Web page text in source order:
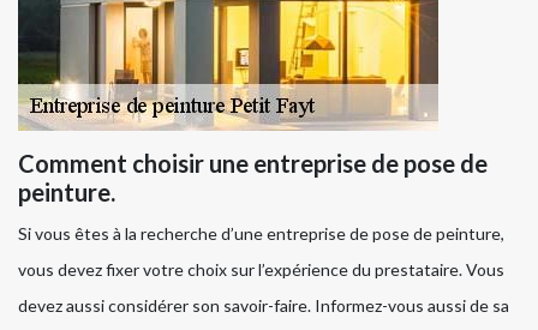
Comment choisir une entreprise de pose de
peinture.
Si vous êtes à la recherche d’une entreprise de pose de peinture,
vous devez fixer votre choix sur l’expérience du prestataire. Vous
devez aussi considérer son savoir-faire. Informez-vous aussi de sa